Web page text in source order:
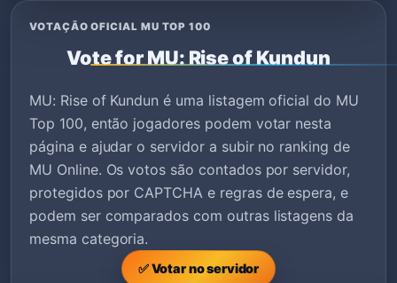
VOTAÇÃO OFICIAL MU TOP 100
Vote for MU: Rise of Kundun
MU: Rise of Kundun é uma listagem oficial do MU
Top 100, então jogadores podem votar nesta
página e ajudar o servidor a subir no ranking de
MU Online. Os votos são contados por servidor,
protegidos por CAPTCHA e regras de espera, e
podem ser comparados com outras listagens da
mesma categoria.
✅ Votar no servidor